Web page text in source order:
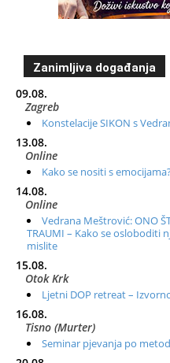
Zanimljiva događanja
09.08.
Zagreb
Konstelacije SIKON s
13.08.
Online
Kako se nositi s
14.08.
Online
Vedrana Meštrović: ONO
TRAUMI – Kako se osloboditi
mislite
15.08.
Otok Krk
Ljetni DOP retreat –
16.08.
Tisno (Murter)
Seminar pjevanja po